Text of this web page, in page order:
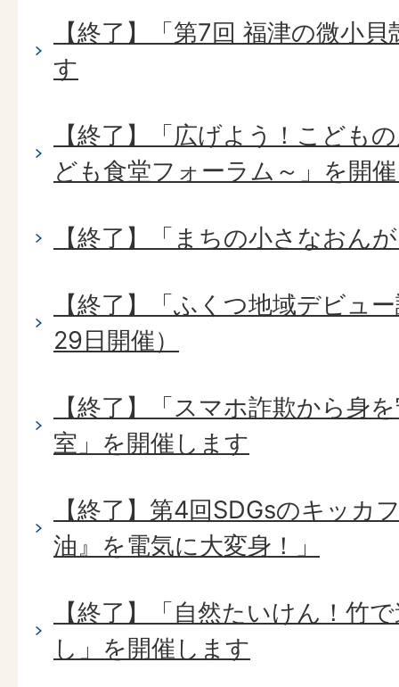
【終了】「第7回 福津の微小
す
【終了】「広げよう！こども
ども食堂フォーラム～」を開
【終了】「まちの小さなおん
【終了】「ふくつ地域デビュ
29日開催）
【終了】「スマホ詐欺から身
室」を開催します
【終了】第4回SDGsのキッカ
油』を電気に大変身！」
【終了】「自然たいけん！竹
し」を開催します